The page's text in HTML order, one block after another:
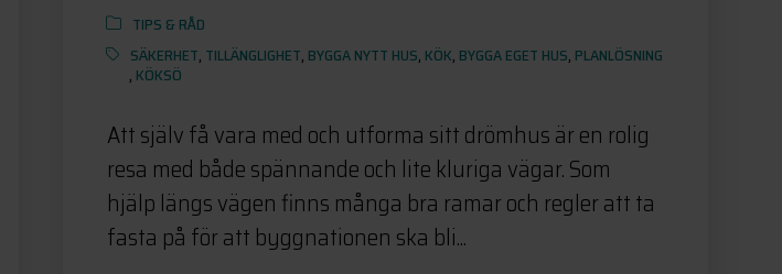
TIPS & RÅD
SÄKERHET, TILLÄNGLIGHET, BYGGA NYTT HUS, KÖK, BYGGA EGET HUS, PLANLÖSNING
, KÖKSÖ
Att själv få vara med och utforma sitt drömhus är en rolig
resa med både spännande och lite kluriga vägar. Som
hjälp längs vägen finns många bra ramar och regler att ta
fasta på för att byggnationen ska bli...